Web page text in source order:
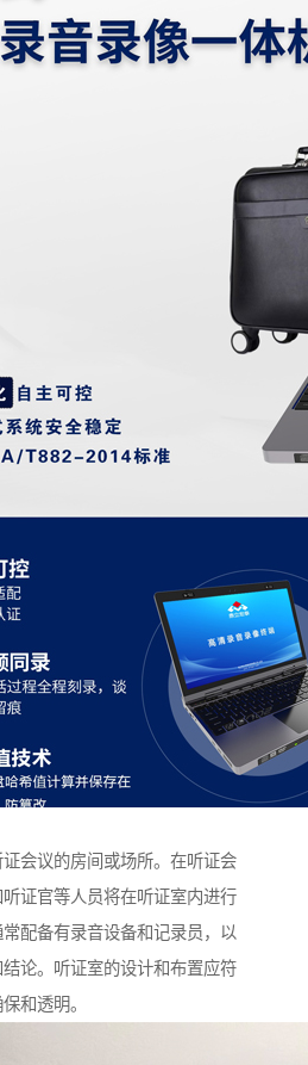
会议的房间或场所。在听证会
证官等人员将在听证室内进行
配备有录音设备和记录员，以
论。听证室的设计和布置应符
和透明。